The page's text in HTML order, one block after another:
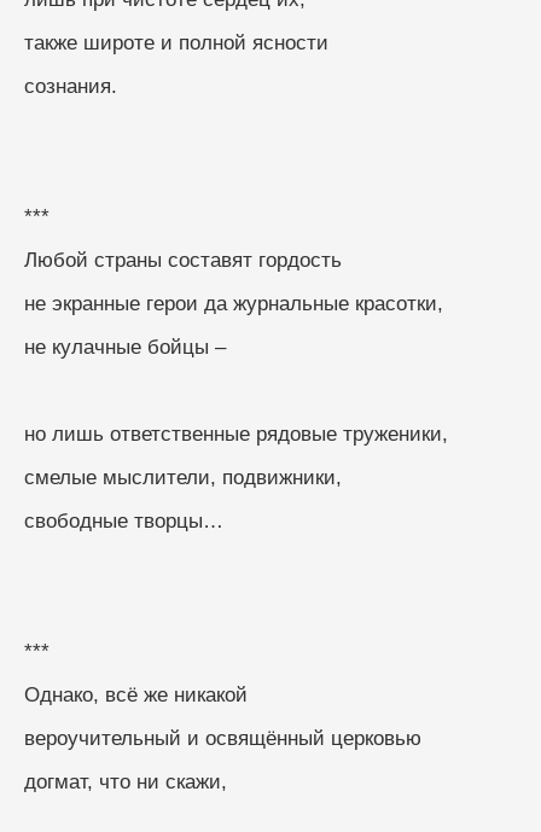
также широте и полной ясности
сознания.
***
Любой страны составят гордость
не экранные герои да журнальные красотки,
не кулачные бойцы –
но лишь ответственные рядовые труженики,
смелые мыслители, подвижники,
свободные творцы…
***
Однако, всё же никакой
вероучительный и освящённый церковью
догмат, что ни скажи,